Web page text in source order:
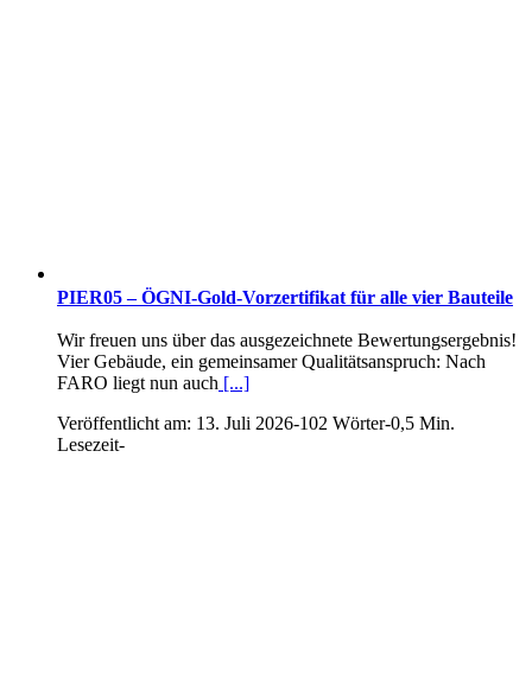
PIER05 – ÖGNI-Gold-Vorzertifikat für alle vier Bauteile
Wir freuen uns über das ausgezeichnete Bewertungsergebnis!
Vier Gebäude, ein gemeinsamer Qualitätsanspruch: Nach
FARO liegt nun auch [...]
Veröffentlicht am: 13. Juli 2026-102 Wörter-0,5 Min.
Lesezeit-